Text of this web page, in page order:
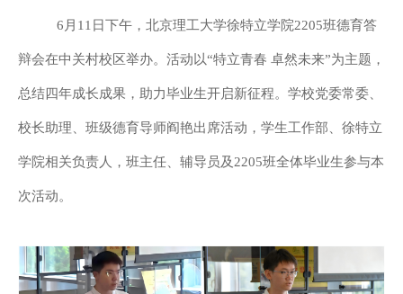
6月11日下午，北京理工大学徐特立学院2205班德育答
辩会在中关村校区举办。活动以“特立青春 卓然未来”为主题，
总结四年成长成果，助力毕业生开启新征程。学校党委常委、
校长助理、班级德育导师阎艳出席活动，学生工作部、徐特立
学院相关负责人，班主任、辅导员及2205班全体毕业生参与本
次活动。